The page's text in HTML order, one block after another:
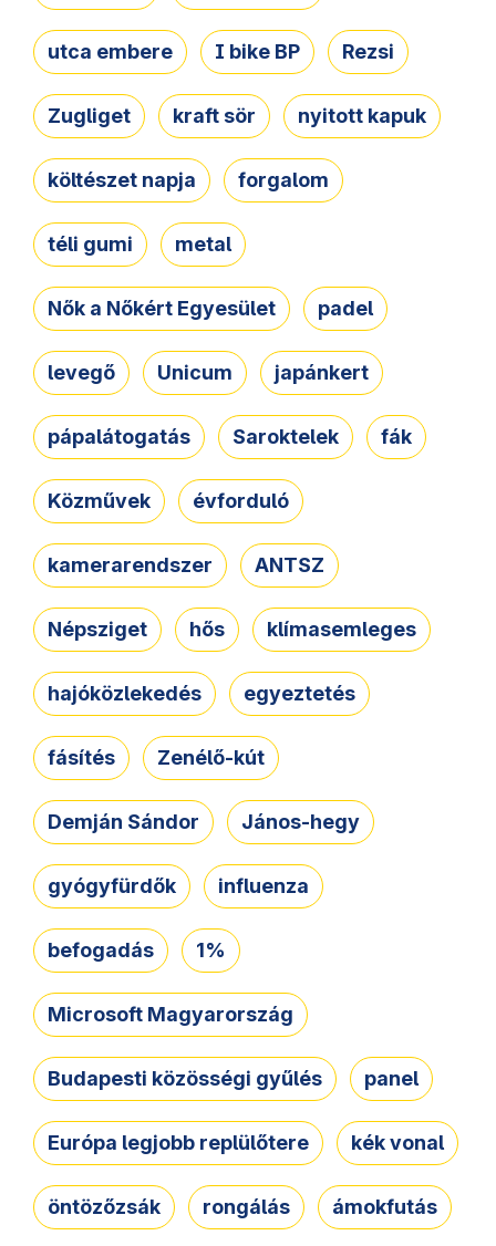
utca embere I bike BP Rezsi
Zugliget kraft sör nyitott kapuk
költészet napja forgalom
téli gumi metal
Nők a Nőkért Egyesület padel
levegő Unicum japánkert
pápalátogatás Saroktelek fák
Közművek évforduló
kamerarendszer ANTSZ
Népsziget hős klímasemleges
hajóközlekedés egyeztetés
fásítés Zenélő-kút
Demján Sándor János-hegy
gyógyfürdők influenza
befogadás 1%
Microsoft Magyarország
Budapesti közösségi gyűlés panel
Európa legjobb replülőtere kék vonal
öntözőzsák rongálás ámokfutás